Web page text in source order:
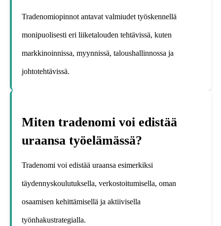
Tradenomiopinnot antavat valmiudet työskennellä
monipuolisesti eri liiketalouden tehtävissä, kuten
markkinoinnissa, myynnissä, taloushallinnossa ja
johtotehtävissä.
Miten tradenomi voi edistää
uraansa työelämässä?
Tradenomi voi edistää uraansa esimerkiksi
täydennyskoulutuksella, verkostoitumisella, oman
osaamisen kehittämisellä ja aktiivisella
työnhakustrategialla.